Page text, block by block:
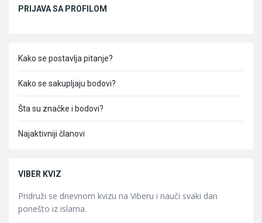
PRIJAVA SA PROFILOM
Kako se postavlja pitanje?
Kako se sakupljaju bodovi?
Šta su značke i bodovi?
Najaktivniji članovi
VIBER KVIZ
Pridruži se dnevnom kvizu na Viberu i nauči svaki dan
ponešto iz islama.